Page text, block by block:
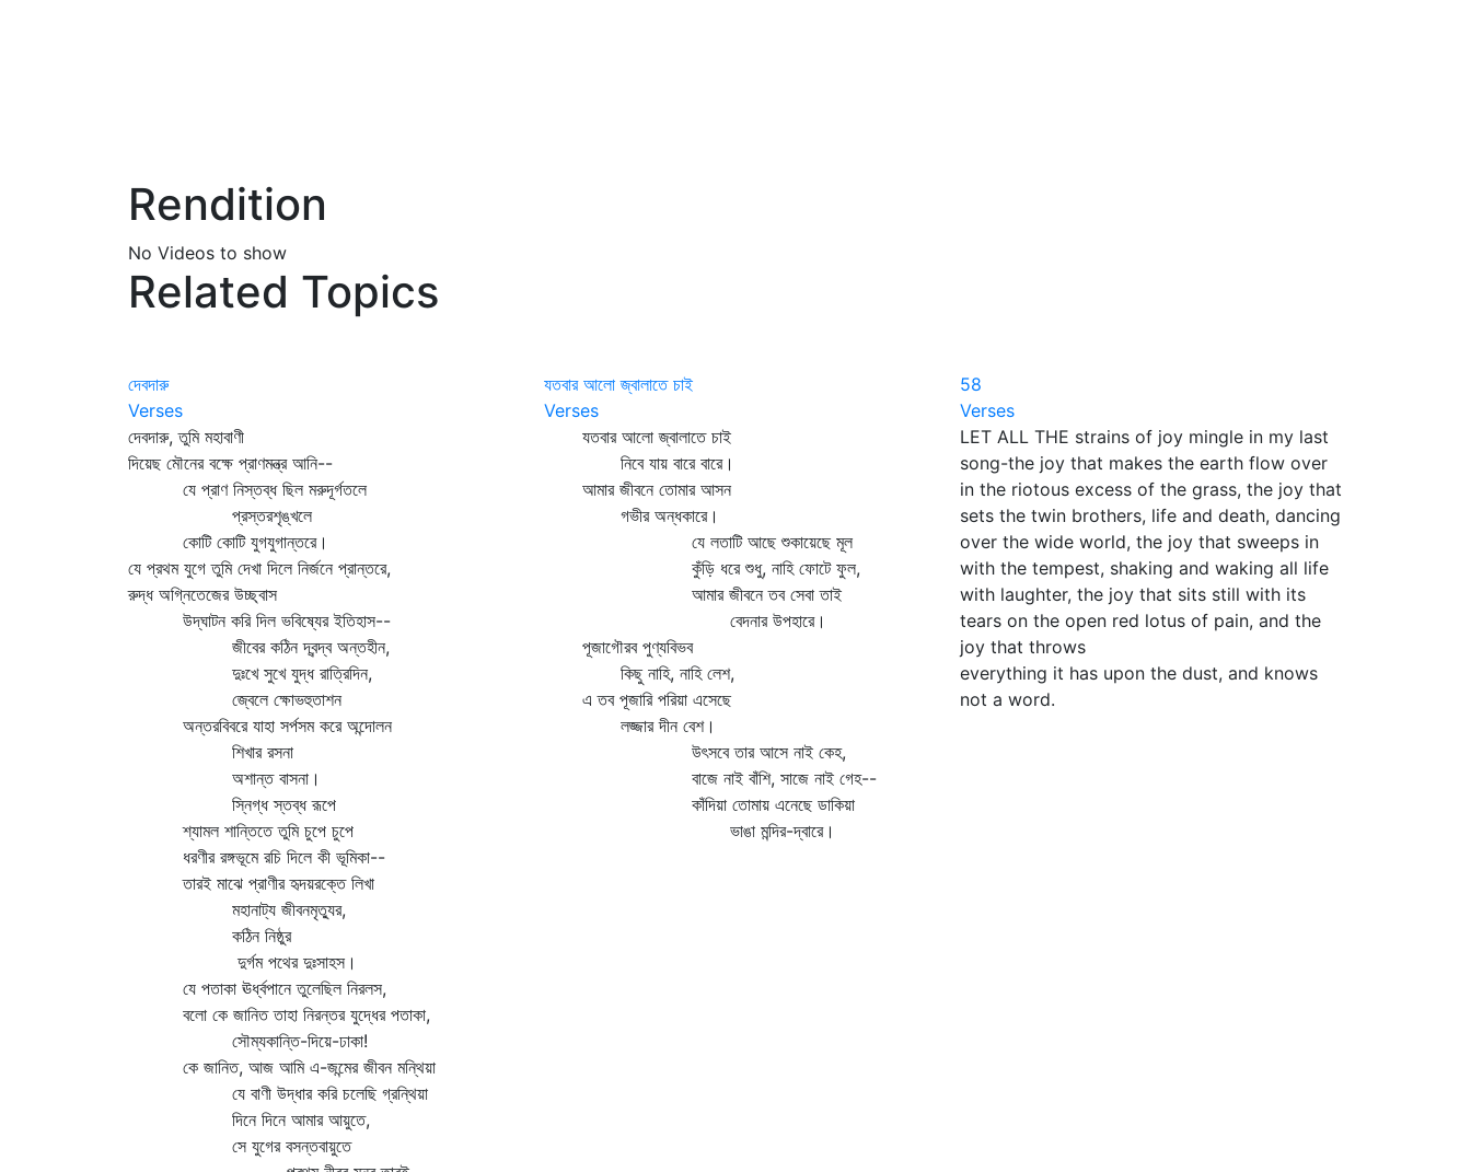
Rendition
No Videos to show
Related Topics
দেবদারু
Verses
দেবদারু, তুমি মহাবাণী
দিয়েছ মৌনের বক্ষে প্রাণমন্ত্র আনি--
যে প্রাণ নিস্তব্ধ ছিল মরুদূর্গতলে
প্রস্তরশৃঙ্খলে
কোটি কোটি যুগযুগান্তরে।
যে প্রথম যুগে তুমি দেখা দিলে নির্জনে প্রান্তরে,
রুদ্ধ অগ্নিতেজের উচ্ছ্বাস
উদ্‌ঘাটন করি দিল ভবিষ্যের ইতিহাস--
জীবের কঠিন দ্বন্দ্ব অন্তহীন,
দুঃখে সুখে যুদ্ধ রাত্রিদিন,
জ্বেলে ক্ষোভহুতাশন
অন্তরবিবরে যাহা সর্পসম করে অন্দোলন
শিখার রসনা
অশান্ত বাসনা।
স্নিগ্ধ স্তব্ধ রূপে
শ্যামল শান্তিতে তুমি চুপে চুপে
ধরণীর রঙ্গভূমে রচি দিলে কী ভূমিকা--
তারই মাঝে প্রাণীর হৃদয়রক্তে লিখা
মহানাট্য জীবনমৃত্যুর,
কঠিন নিষ্ঠুর
দুর্গম পথের দুঃসাহস।
যে পতাকা ঊর্ধ্বপানে তুলেছিল নিরলস,
বলো কে জানিত তাহা নিরন্তর যুদ্ধের পতাকা,
সৌম্যকান্তি-দিয়ে-ঢাকা!
কে জানিত, আজ আমি এ-জন্মের জীবন মন্থিয়া
যে বাণী উদ্ধার করি চলেছি গ্রন্থিয়া
দিনে দিনে আমার আয়ুতে,
সে যুগের বসন্তবায়ুতে
যতবার আলো জ্বালাতে চাই
Verses
যতবার আলো জ্বালাতে চাই
নিবে যায় বারে বারে।
আমার জীবনে তোমার আসন
গভীর অন্ধকারে।
যে লতাটি আছে শুকায়েছে মূল
কুঁড়ি ধরে শুধু, নাহি ফোটে ফুল,
আমার জীবনে তব সেবা তাই
বেদনার উপহারে।
পূজাগৌরব পুণ্যবিভব
কিছু নাহি, নাহি লেশ,
এ তব পূজারি পরিয়া এসেছে
লজ্জার দীন বেশ।
উৎসবে তার আসে নাই কেহ,
বাজে নাই বাঁশি, সাজে নাই গেহ--
কাঁদিয়া তোমায় এনেছে ডাকিয়া
ভাঙা মন্দির-দ্বারে।
58
Verses
LET ALL THE strains of joy mingle in my last
song-the joy that makes the earth flow over
in the riotous excess of the grass, the joy that
sets the twin brothers, life and death, dancing
over the wide world, the joy that sweeps in
with the tempest, shaking and waking all life
with laughter, the joy that sits still with its
tears on the open red lotus of pain, and the
joy that throws
everything it has upon the dust, and knows
not a word.